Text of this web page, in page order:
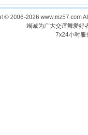
© 2006-2026 www.mz57.com
竭诚为广大交谊舞爱好
7x24小时服